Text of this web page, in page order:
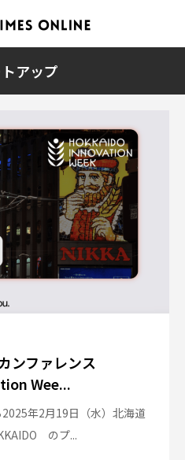
アップ
ンファレンス
Wee...
年2月19日（水）北海道
のプ...